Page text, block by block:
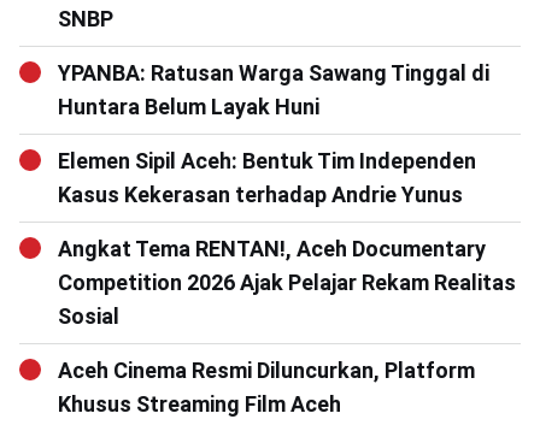
SNBP
YPANBA: Ratusan Warga Sawang Tinggal di
Huntara Belum Layak Huni
Elemen Sipil Aceh: Bentuk Tim Independen
Kasus Kekerasan terhadap Andrie Yunus
Angkat Tema RENTAN!, Aceh Documentary
Competition 2026 Ajak Pelajar Rekam Realitas
Sosial
Aceh Cinema Resmi Diluncurkan, Platform
Khusus Streaming Film Aceh